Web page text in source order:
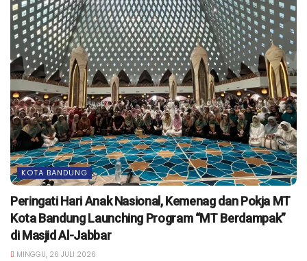
KOTA BANDUNG
Peringati Hari Anak Nasional, Kemenag dan Pokja MT
Kota Bandung Launching Program “MT Berdampak”
di Masjid Al-Jabbar
MINGGU, 26 JULI 2026